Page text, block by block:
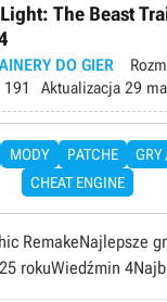
The Beast
DO GIER
191 Aktualizacja 29
MODY PATCHE GRY
CHEAT ENGINE
RemakeNajlepsze
rokuWiedźmin 4